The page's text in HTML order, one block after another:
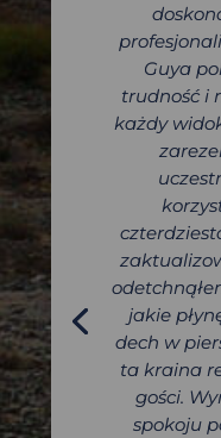
Guya
trudność i
każdy
jakie
dech w
ta kraina
gości.
spokoju